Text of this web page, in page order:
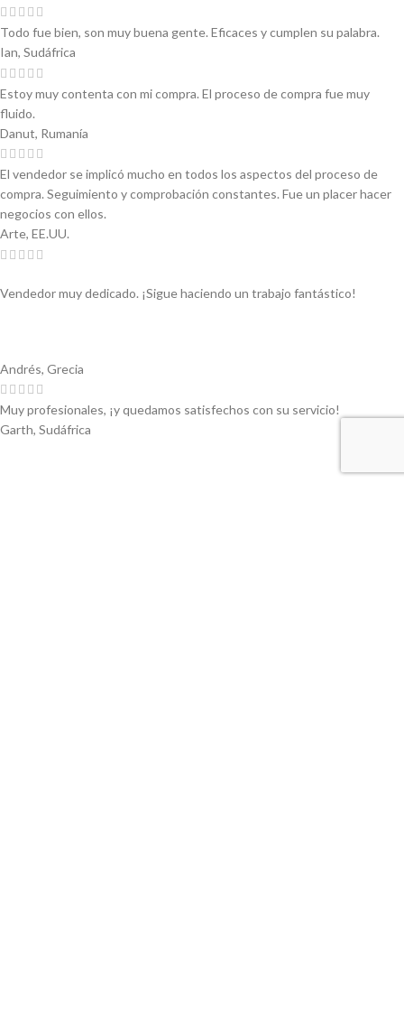
Todo fue bien, son muy buena gente. Eficaces y cumplen su palabra.
Ian, Sudáfrica
Estoy muy contenta con mi compra. El proceso de compra fue muy
fluido.
Danut, Rumanía
El vendedor se implicó mucho en todos los aspectos del proceso de
compra. Seguimiento y comprobación constantes. Fue un placer hacer
negocios con ellos.
Arte, EE.UU.
Vendedor muy dedicado. ¡Sigue haciendo un trabajo fantástico!
Andrés, Grecia
Muy profesionales, ¡y quedamos satisfechos con su servicio!
Garth, Sudáfrica